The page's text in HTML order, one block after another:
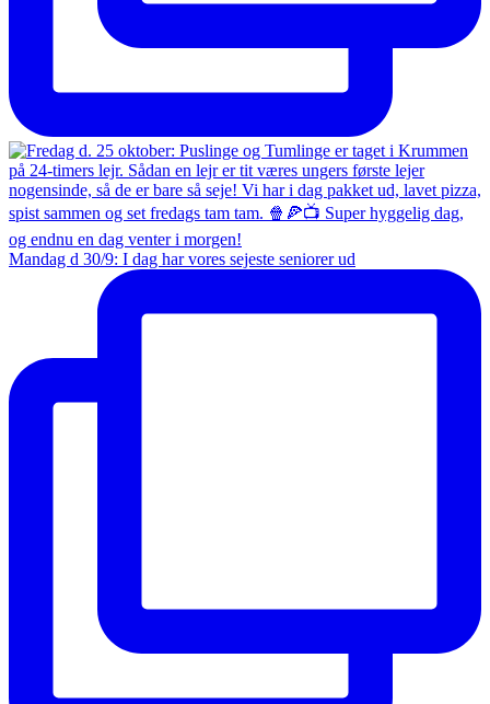
Mandag d 30/9: I dag har vores sejeste seniorer ud